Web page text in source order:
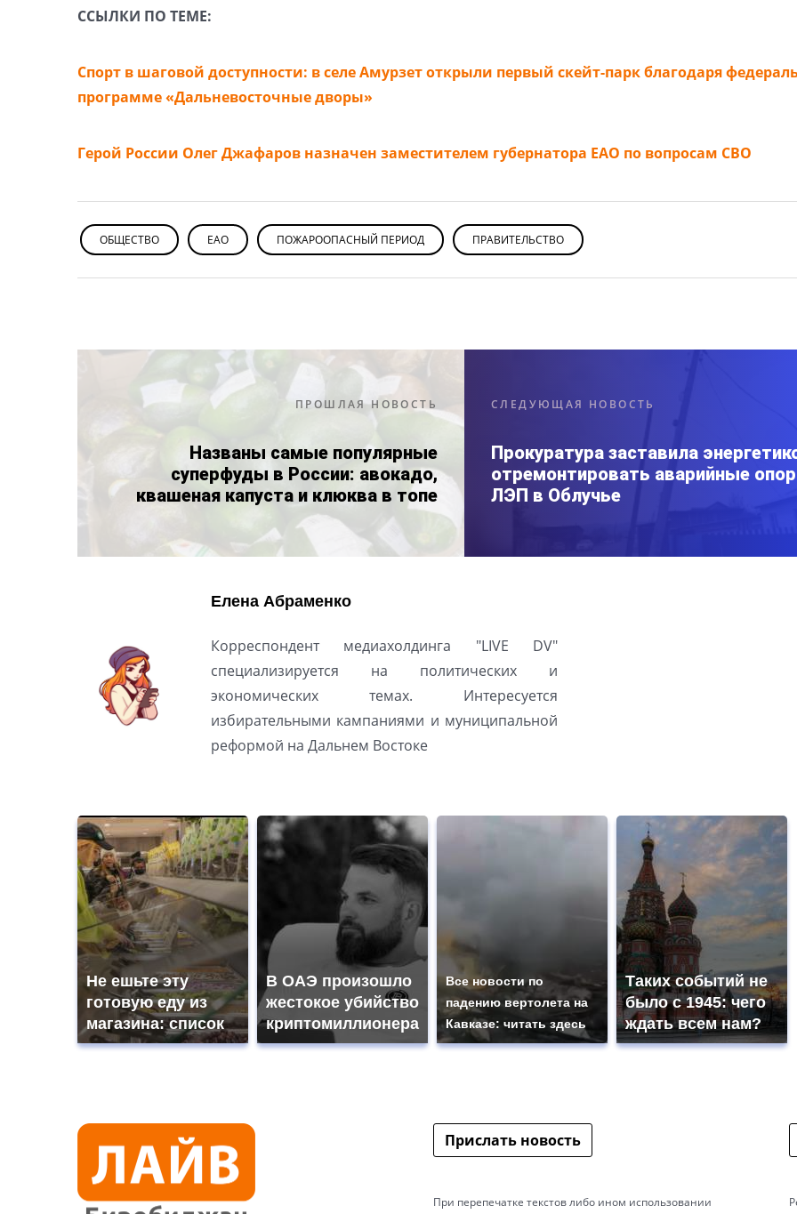
ССЫЛКИ ПО ТЕМЕ:
Спорт в шаговой доступности: в селе Амурзет открыли первый скейт-парк благодаря
программе «Дальневосточные дворы»
Герой России Олег Джафаров назначен заместителем губернатора ЕАО по вопросам СВО
ОБЩЕСТВО ЕАО ПОЖАРООПАСНЫЙ ПЕРИОД ПРАВИТЕЛЬСТВО
ПРОШЛАЯ НОВОСТЬ
Названы самые популярные
суперфуды в России: авокадо,
квашеная капуста и клюква в топе
СЛЕДУЮЩАЯ НОВОСТЬ
Прокуратура заставила
отремонтировать аварийные
ЛЭП в Облучье
Елена Абраменко
Корреспондент медиахолдинга "LIVE DV"
специализируется на политических и
экономических темах. Интересуется
избирательными кампаниями и муниципальной
реформой на Дальнем Востоке
Не ешьте эту
готовую еду из
магазина: список
В ОАЭ произошло
жестокое убийство
криптомиллионера
Все новости по
падению вертолета на
Кавказе: читать здесь
Таких событий не
было с 1945: чего
ждать всем нам?
Прислать новость
При перепечатке текстов либо ином использовании